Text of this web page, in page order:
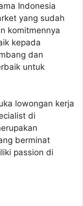
Indonesia
yang sudah
komitmennya
kepada
dan
untuk
lowongan kerja
di
berminat
passion di